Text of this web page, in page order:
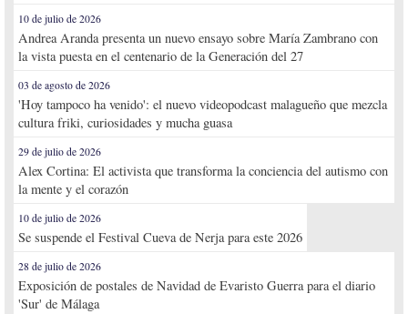
10 de julio de 2026
Andrea Aranda presenta un nuevo ensayo sobre María Zambrano con
la vista puesta en el centenario de la Generación del 27
03 de agosto de 2026
'Hoy tampoco ha venido': el nuevo videopodcast malagueño que mezcla
cultura friki, curiosidades y mucha guasa
29 de julio de 2026
Alex Cortina: El activista que transforma la conciencia del autismo con
la mente y el corazón
10 de julio de 2026
Se suspende el Festival Cueva de Nerja para este 2026
28 de julio de 2026
Exposición de postales de Navidad de Evaristo Guerra para el diario
'Sur' de Málaga